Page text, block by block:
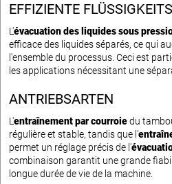
EFFIZIENTE
L'évacuation des liquides sous
efficace des liquides séparés, ce qui
l'ensemble du processus. Ceci est
les applications nécessitant une
ANTRIEBSARTEN
L'entraînement par courroiedu
régulière et stable, tandis que l'
permet un réglage précis de l'
combinaison garantit une grande
longue durée de vie de la machine.